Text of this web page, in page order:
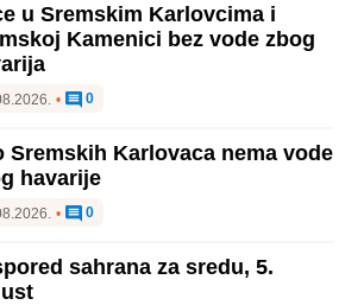
u Sremskim Karlovcima i
Kamenici bez vode zbog
• 0
Sremskih Karlovaca nema vode
havarije
• 0
sahrana za sredu, 5.